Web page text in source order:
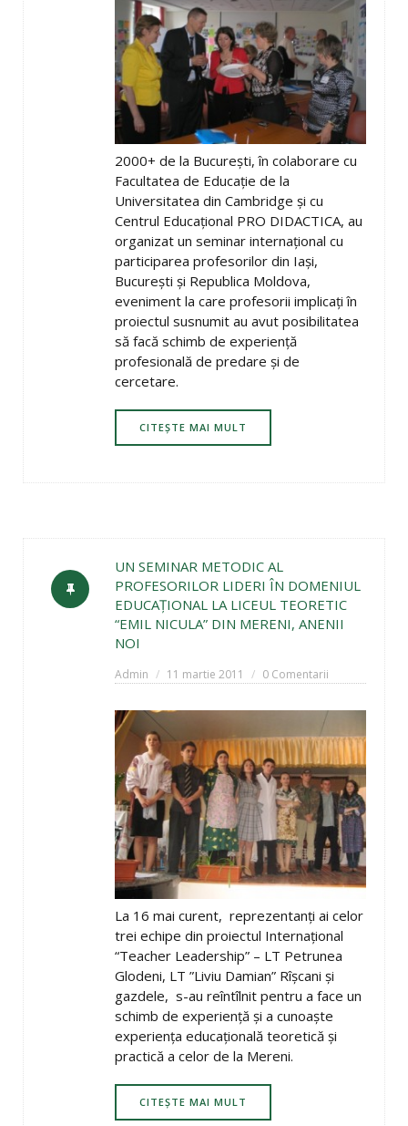
2000+ de la Bucureşti, în colaborare cu
Facultatea de Educaţie de la
Universitatea din Cambridge şi cu
Centrul Educaţional PRO DIDACTICA, au
organizat un seminar internaţional cu
participarea profesorilor din Iaşi,
Bucureşti şi Republica Moldova,
eveniment la care profesorii implicaţi în
proiectul susnumit au avut posibilitatea
să facă schimb de experienţă
profesională de predare şi de
cercetare.
CITEȘTE MAI MULT
UN SEMINAR METODIC AL
PROFESORILOR LIDERI ÎN DOMENIUL
EDUCAŢIONAL LA LICEUL TEORETIC
“EMIL NICULA” DIN MERENI, ANENII
NOI
Admin 11 martie 2011 0 Comentarii
La 16 mai curent, reprezentanţi ai celor
trei echipe din proiectul Internaţional
“Teacher Leadership” – LT Petrunea
Glodeni, LT ”Liviu Damian” Rîşcani şi
gazdele, s-au reîntîlnit pentru a face un
schimb de experienţă şi a cunoaşte
experienţa educaţională teoretică şi
practică a celor de la Mereni.
CITEȘTE MAI MULT